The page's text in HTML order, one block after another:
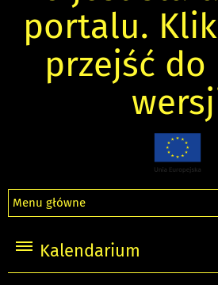
portalu.
przejść do
Menu główne
Kalendarium